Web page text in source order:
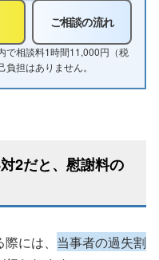
ご相談の流れ
で相談料1時間11,000円（税
担はありません。
2だと、慰謝料の
には、 当事者の過失割